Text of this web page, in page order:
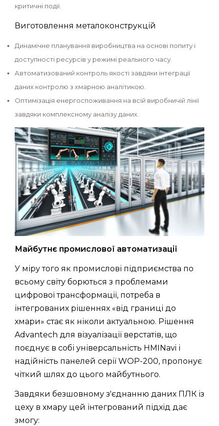
критичні події.
Виготовлення металоконструкцій
Динамічне планування виробництва на основі попиту і
доступності ресурсів у режимі реального часу.
Автоматизований контроль якості завдяки інтеграції
даних контролю з хмарною аналітикою.
Оптимізація енергоспоживання на всій виробничій лінії
завдяки комплексному аналізу даних.
Майбутнє промислової автоматизації
У міру того як промислові підприємства по
всьому світу борються з проблемами
цифрової трансформації, потреба в
інтегрованих рішеннях «від границі до
хмари» стає як ніколи актуальною. Рішення
Advantech для візуалізації верстатів, що
поєднує в собі універсальність HMINavi і
надійність панелей серії WOP-200, пропонує
чіткий шлях до цього майбутнього.
Завдяки безшовному з'єднанню даних ПЛК із
цеху в хмару цей інтегрований підхід дає
змогу: